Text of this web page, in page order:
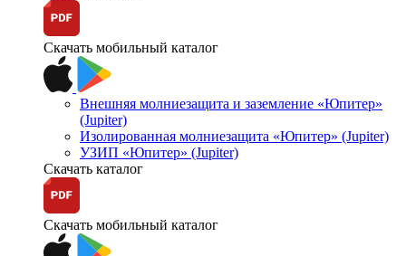
Скачать мобильный каталог
Внешняя молниезащита и заземление «Юпитер»
(Jupiter)
Изолированная молниезащита «Юпитер» (Jupiter)
УЗИП «Юпитер» (Jupiter)
Скачать каталог
Скачать мобильный каталог